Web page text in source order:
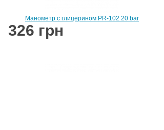
Манометр с глицерином PR-102 20 bar
326 грн